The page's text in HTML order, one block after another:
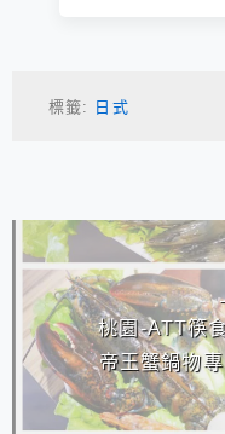
標籤: 日式
相連文章
桃園-ATT筷
帝王蟹鍋物